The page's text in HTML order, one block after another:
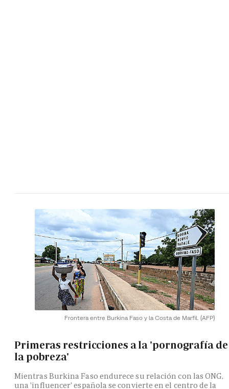
Frontera entre Burkina Faso y la Costa de Marfil. (AFP)
Primeras restricciones a la 'pornografía de
la pobreza'
Mientras Burkina Faso endurece su relación con las ONG,
una 'influencer' española se convierte en el centro de la